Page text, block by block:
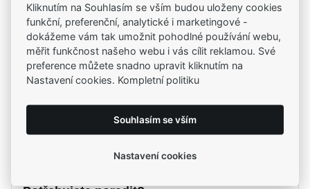
Certifikáty původu a kvality k vybraným šperkům
Kamenné prodejny
Zastavte se do jedné z našich4 prodejen
Parametry a specifikace
Kliknutím na Souhlasím se vším budou uloženy cookies
funkční, preferenční, analytické i marketingové -
dokážeme vám tak umožnit pohodlné používání webu,
měřit funkčnost našeho webu i vás cílit reklamou. Své
preference můžete snadno upravit kliknutím na
Nastavení cookies. Kompletní politiku
Souhlasím se vším
Nastavení cookies